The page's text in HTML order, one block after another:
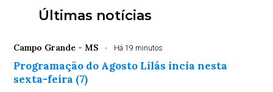
Últimas notícias
Campo Grande - MS Há 19 minutos
Programação do Agosto Lilás incia nesta
sexta-feira (7)